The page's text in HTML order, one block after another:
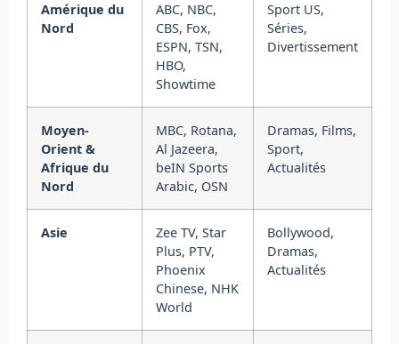
Amérique du
Nord
ABC, NBC,
CBS, Fox,
ESPN, TSN,
HBO,
Showtime
Sport US,
Séries,
Divertissement
Moyen-
Orient &
Afrique du
Nord
MBC, Rotana,
Al Jazeera,
beIN Sports
Arabic, OSN
Dramas, Films,
Sport,
Actualités
Asie
Zee TV, Star
Plus, PTV,
Phoenix
Chinese, NHK
World
Bollywood,
Dramas,
Actualités